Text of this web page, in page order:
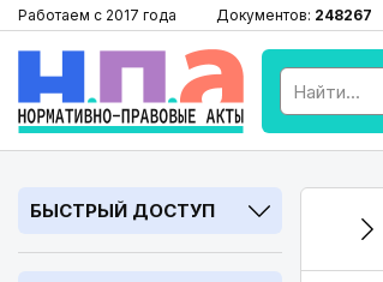
Работаем с 2017 года Документов: 248267
БЫСТРЫЙ ДОСТУП